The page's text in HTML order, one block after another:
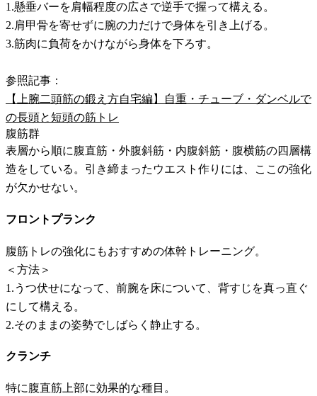
1.懸垂バーを肩幅程度の広さで逆手で握って構える。
2.肩甲骨を寄せずに腕の力だけで身体を引き上げる。
3.筋肉に負荷をかけながら身体を下ろす。
参照記事：
【上腕二頭筋の鍛え方自宅編】自重・チューブ・ダンベルで
の長頭と短頭の筋トレ
腹筋群
表層から順に腹直筋・外腹斜筋・内腹斜筋・腹横筋の四層構
造をしている。引き締まったウエスト作りには、ここの強化
が欠かせない。
フロントプランク
腹筋トレの強化にもおすすめの体幹トレーニング。
＜方法＞
1.うつ伏せになって、前腕を床について、背すじを真っ直ぐ
にして構える。
2.そのままの姿勢でしばらく静止する。
クランチ
特に腹直筋上部に効果的な種目。